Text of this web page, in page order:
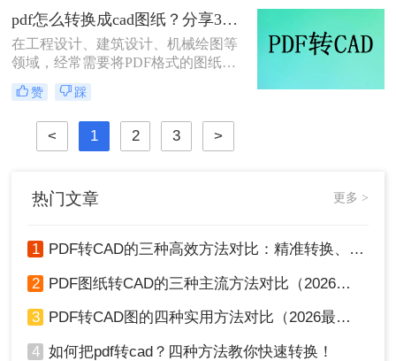
大大提高了设计的灵活性和精度。下
面给大家分享几种能够将PDF文件转
换成CAD图纸的方法，一起来学习下
pdf怎么转换成cad吧。
pdf怎么转换成cad图纸？分享3种好用的转换方法！
在工程设计、建筑设计、机械绘图等
领域，经常需要将PDF格式的图纸转
换为CAD格式以便进行编辑、修改和
进一步设计。由于PDF文件通常包含
高质量的图形和文本，但缺乏CAD软
件所需的矢量图形数据和编辑功能，
因此转换过程需要特定的工具和方
赞 踩
< 1 2 3 >
热门文章 更多 >
1 PDF转CAD的三种高效方法对比：精准转换、可编辑、保图层！
2 PDF图纸转CAD的三种主流方法对比（2026实用版）：选对工具效率翻倍！
3 PDF转CAD图的四种实用方法对比（2026最新版）：按需选择，效率至上！
4 如何把pdf转cad？四种方法教你快速转换！